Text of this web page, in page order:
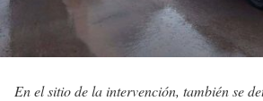
En el sitio de la intervención, también se